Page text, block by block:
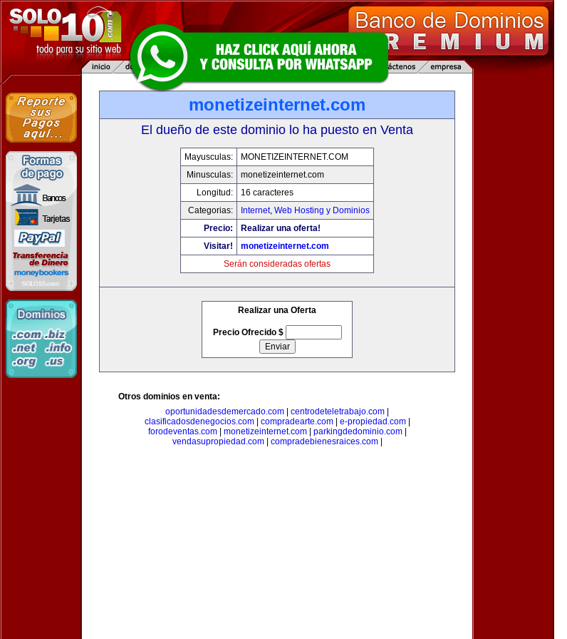
monetizeinternet.com
El dueño de este dominio lo ha puesto en Venta
Mayusculas:
MONETIZEINTERNET.COM
Minusculas:
monetizeinternet.com
Longitud:
16 caracteres
Categorias:
Internet, Web Hosting y Dominios
Precio:
Realizar una oferta!
Visitar!
monetizeinternet.com
Serán consideradas ofertas
Realizar una Oferta
Precio Ofrecido $
Otros dominios en venta:
oportunidadesdemercado.com
centrodeteletrabajo.com
clasificadosdenegocios.com| compradearte.com| e-propiedad.com|
forodeventas.com| monetizeinternet.com| parkingdedominio.com|
vendasupropiedad.com| compradebienesraices.com|